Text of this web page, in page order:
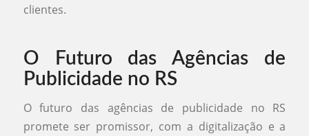
clientes.
O Futuro das Agências de
Publicidade no RS
O futuro das agências de publicidade no RS
promete ser promissor, com a digitalização e a